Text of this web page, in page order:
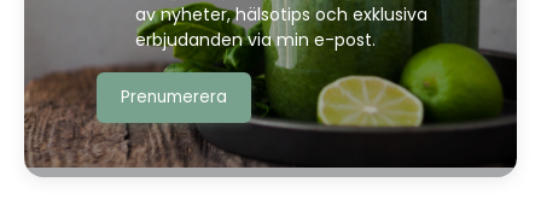
av nyheter, hälsotips och exklusiva
erbjudanden via min e-post.